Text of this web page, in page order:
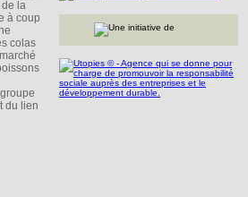
de la
à coup
colas
du lien